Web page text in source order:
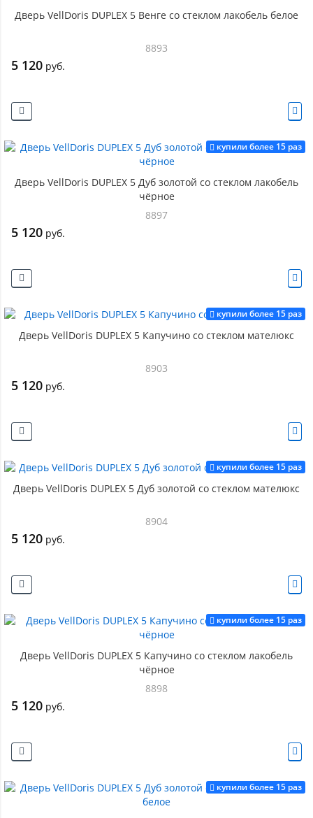
Дверь VellDoris DUPLEX 5 Венге со стеклом лакобель белое
8893
5 120 руб.
купили более 15 раз
Дверь VellDoris DUPLEX 5 Дуб золотой со стеклом лакобель
чёрное
8897
5 120 руб.
купили более 15 раз
Дверь VellDoris DUPLEX 5 Капучино со стеклом мателюкс
8903
5 120 руб.
купили более 15 раз
Дверь VellDoris DUPLEX 5 Дуб золотой со стеклом мателюкс
8904
5 120 руб.
купили более 15 раз
Дверь VellDoris DUPLEX 5 Капучино со стеклом лакобель
чёрное
8898
5 120 руб.
купили более 15 раз